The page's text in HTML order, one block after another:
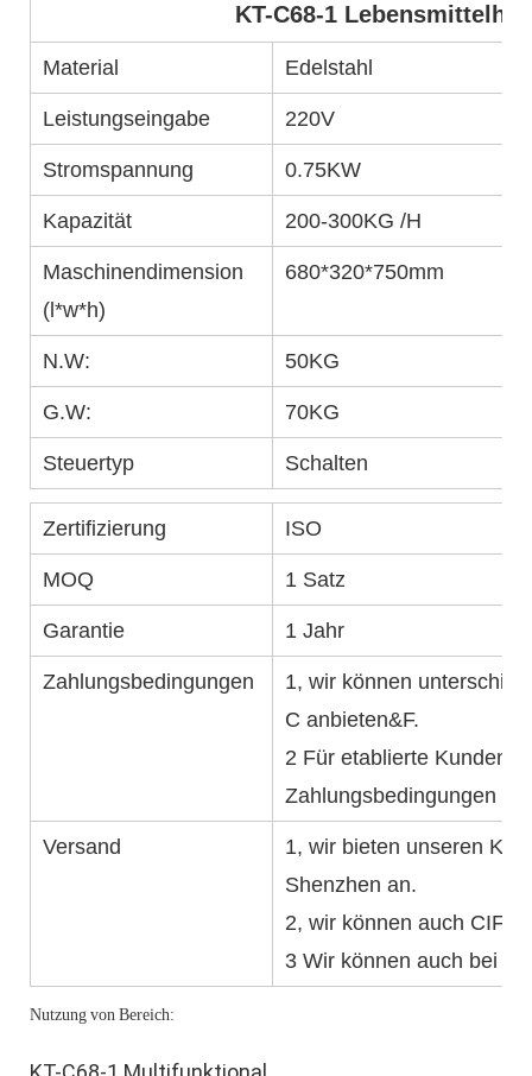
KT-C68-1
Material Edelstahl
Leistungseingabe 220V
Stromspannung 0.75KW
Kapazität 200-300KG /H
Maschinendimension
(l*w*h)
680*320*750mm
N.W: 50KG
G.W: 70KG
Steuertyp Schalten
Zertifizierung ISO
MOQ 1 Satz
Garantie 1 Jahr
Zahlungsbedingungen
1, wir können
C anbieten&F.
2 Für etablierte Kunden
Zahlungsbedingungen
Versand
1, wir bieten unseren
Shenzhen an.
2, wir können auch CIF
3 Wir können auch bei
Nutzung von Bereich: